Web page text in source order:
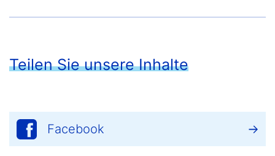
Teilen Sie unsere Inhalte
Facebook